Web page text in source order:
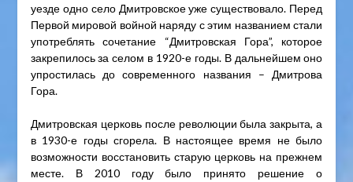
уезде одно село Дмитровское уже существовало. Перед
Первой мировой войной наряду с этим названием стали
употреблять сочетание “Дмитровская Гора”, которое
закрепилось за селом в 1920-е годы. В дальнейшем оно
упростилась до современного названия – Дмитрова
Гора.
Дмитровская церковь после революции была закрыта, а
в 1930-е годы сгорела. В настоящее время не было
возможности восстановить старую церковь на прежнем
месте. В 2010 году было принято решение о